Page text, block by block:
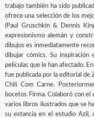
trabajo también ha sido
ofrece una selección de los
(Paul Gruschkin & Dennis
expresionismo alemán y
dibujos es inmediatamente
dibujar cómics. Su
películas que le han afectado.
fue publicada por la editorial
Chili Com Carne.
bocetos Firma. Colaboró con
varios libros ilustrados que se
su estancia en el estudio Azil,